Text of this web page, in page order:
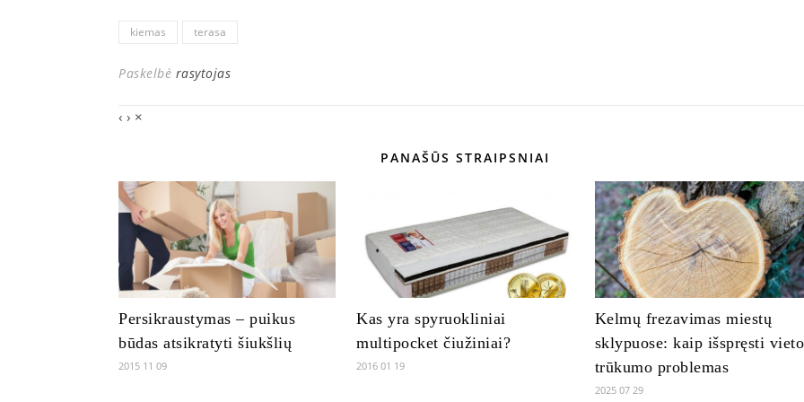
kiemas terasa
Paskelbė rasytojas
‹ › ×
PANAŠŪS STRAIPSNIAI
Persikraustymas – puikus
būdas atsikratyti šiukšlių
2015 11 09
Kas yra spyruokliniai
multipocket čiužiniai?
2016 01 19
Kelmų frezavimas miestų
sklypuose: kaip išspręsti
trūkumo problemas
2025 07 29